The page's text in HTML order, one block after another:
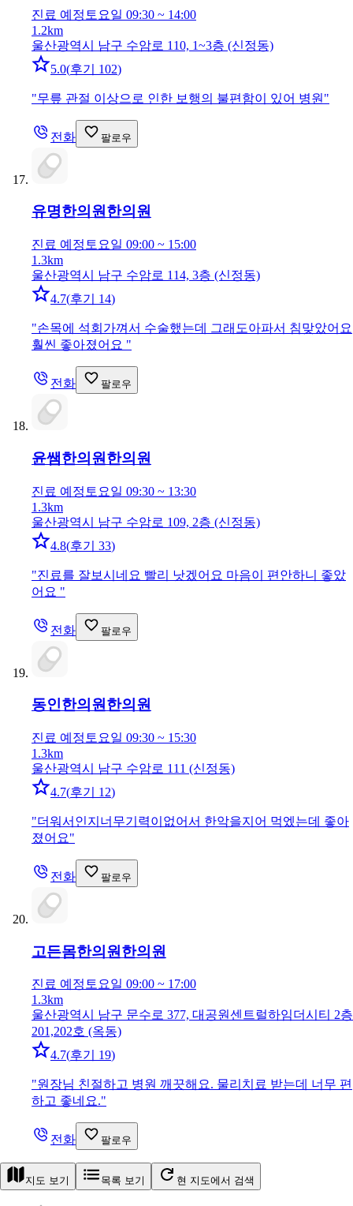
진료 예정 토요일 09:30 ~ 14:00
1.2km
울산광역시 남구 수암로 110, 1~3층 (신정동)
5.0(후기 102)
"무릎 관절 이상으로 인한 보행의 불편함이 있어 병원 "
전화 팔로우
유명한의원한의원
진료 예정 토요일 09:00 ~ 15:00
1.3km
울산광역시 남구 수암로 114, 3층 (신정동)
4.7(후기 14)
"손목에 석회가껴서 수술했는데 그래도아파서 침맞았어요
훨씬 좋아졌어요 "
전화 팔로우
윤쌤한의원 한의원
진료 예정 토요일 09:30 ~ 13:30
1.3km
울산광역시 남구 수암로 109, 2층 (신정동)
4.8(후기 33)
"진료를 잘보시네요 빨리 낫겠어요 마음이 편안하니 좋았
어요 "
전화 팔로우
동인한의원한의원
진료 예정 토요일 09:30 ~ 15:30
1.3km
울산광역시 남구 수암로 111 (신정동)
4.7(후기 12)
"더워서인지너무기력이없어서 한악을지어 먹엤는데 좋아
졌어요"
전화 팔로우
고든몸한의원 한의원
진료 예정토요일 09:00 ~ 17:00
1.3km
울산광역시 남구 문수로 377, 대공원센트럴하임더시티 2층
201,202호 (옥동)
4.7(후기 19)
"원장님 친절하고 병원 깨끗해요. 물리치료 받는데 너무 편
하고 좋네요."
전화 팔로우
지도 보기 목록 보기 현 지도에서 검색